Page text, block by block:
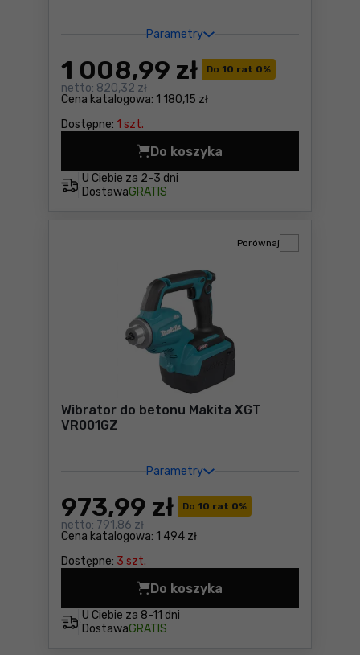
Parametry
Do 10 rat 0%
Cena katalogowa: 1 180,15 zł
1 008,99 zł
netto: 820,32 zł
Dostępne: 1 szt.
U Ciebie za 2-3 dni
DostawaGRATIS
Do koszyka
Wibrator do płytek Quake
Wibrator do betonu Makita XGT
VR001GZ
Parametry
Do 10 rat 0%
Cena katalogowa: 1 494 zł
973,99 zł
netto: 791,86 zł
Dostępne: 3 szt.
Porównaj
U Ciebie za 8-11 dni
DostawaGRATIS
Do koszyka
Wibrator do betonu Makita